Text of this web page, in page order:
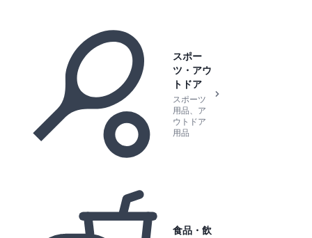
スポー
ツ・アウ
トドア
スポーツ
用品、ア
ウトドア
用品
食品・飲